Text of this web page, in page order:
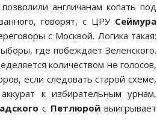
англичанам копать под
говорят, с ЦРУ Сеймура
с Москвой. Логика такая:
где побеждает Зеленского.
количеством не голосов,
если следовать старой схеме,
к избирательным урнам,
с Петлюройвыигрывает